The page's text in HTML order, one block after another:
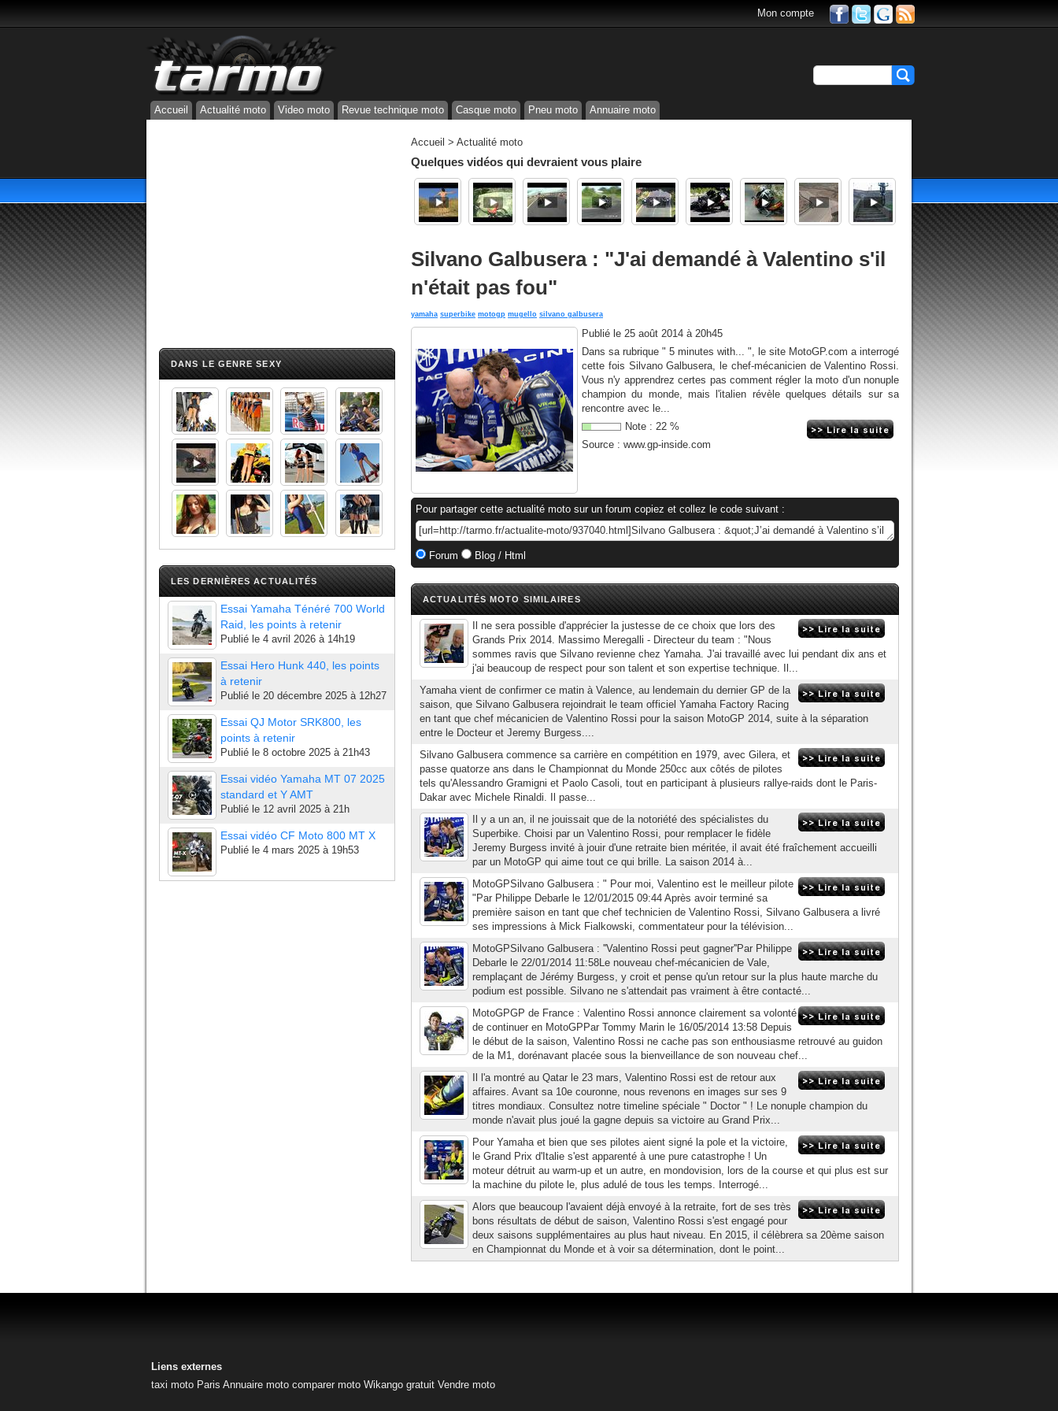
Mon compte
Accueil Actualité moto Video moto Revue technique moto Casque moto Pneu moto Annuaire moto
DANS LE GENRE SEXY
LES DERNIÈRES ACTUALITÉS
Essai Yamaha Ténéré 700 World
Raid, les points à retenir
Publié le 4 avril 2026 à 14h19
Essai Hero Hunk 440, les points
à retenir
Publié le 20 décembre 2025 à 12h27
Essai QJ Motor SRK800, les
points à retenir
Publié le 8 octobre 2025 à 21h43
Essai vidéo Yamaha MT 07 2025
standard et Y AMT
Publié le 12 avril 2025 à 21h
Essai vidéo CF Moto 800 MT X
Publié le 4 mars 2025 à 19h53
Accueil > Actualité moto
Quelques vidéos qui devraient vous plaire
Silvano Galbusera : "J'ai demandé à Valentino s'il
n'était pas fou"
yamaha superbike motogp mugello silvano galbusera
Publié le 25 août 2014 à 20h45
Dans sa rubrique " 5 minutes with... ", le site MotoGP.com a interrogé
cette fois Silvano Galbusera, le chef-mécanicien de Valentino Rossi.
Vous n'y apprendrez certes pas comment régler la moto d'un nonuple
champion du monde, mais l'italien révèle quelques détails sur sa
rencontre avec le...
Note : 22 %
Source : www.gp-inside.com
Pour partager cette actualité moto sur un forum copiez et collez le code suivant :
Forum Blog / Html
ACTUALITÉS MOTO SIMILAIRES
Il ne sera possible d'apprécier la justesse de ce choix que lors des
Grands Prix 2014. Massimo Meregalli - Directeur du team : "Nous
sommes ravis que Silvano revienne chez Yamaha. J'ai travaillé avec lui pendant dix ans et
j'ai beaucoup de respect pour son talent et son expertise technique. Il...
Yamaha vient de confirmer ce matin à Valence, au lendemain du dernier GP de la
saison, que Silvano Galbusera rejoindrait le team officiel Yamaha Factory Racing
en tant que chef mécanicien de Valentino Rossi pour la saison MotoGP 2014, suite à la séparation
entre le Docteur et Jeremy Burgess....
Silvano Galbusera commence sa carrière en compétition en 1979, avec Gilera, et
passe quatorze ans dans le Championnat du Monde 250cc aux côtés de pilotes
tels qu'Alessandro Gramigni et Paolo Casoli, tout en participant à plusieurs rallye-raids dont le Paris-
Dakar avec Michele Rinaldi. Il passe...
Il y a un an, il ne jouissait que de la notoriété des spécialistes du
Superbike. Choisi par un Valentino Rossi, pour remplacer le fidèle
Jeremy Burgess invité à jouir d'une retraite bien méritée, il avait été fraîchement accueilli
par un MotoGP qui aime tout ce qui brille. La saison 2014 à...
MotoGPSilvano Galbusera : " Pour moi, Valentino est le meilleur pilote
"Par Philippe Debarle le 12/01/2015 09:44 Après avoir terminé sa
première saison en tant que chef technicien de Valentino Rossi, Silvano Galbusera a livré
ses impressions à Mick Fialkowski, commentateur pour la télévision...
MotoGPSilvano Galbusera : ''Valentino Rossi peut gagner''Par Philippe
Debarle le 22/01/2014 11:58Le nouveau chef-mécanicien de Vale,
remplaçant de Jérémy Burgess, y croit et pense qu'un retour sur la plus haute marche du
podium est possible. Silvano ne s'attendait pas vraiment à être contacté...
MotoGPGP de France : Valentino Rossi annonce clairement sa volonté
de continuer en MotoGPPar Tommy Marin le 16/05/2014 13:58 Depuis
le début de la saison, Valentino Rossi ne cache pas son enthousiasme retrouvé au guidon
de la M1, dorénavant placée sous la bienveillance de son nouveau chef...
Il l'a montré au Qatar le 23 mars, Valentino Rossi est de retour aux
affaires. Avant sa 10e couronne, nous revenons en images sur ses 9
titres mondiaux. Consultez notre timeline spéciale " Doctor " ! Le nonuple champion du
monde n'avait plus joué la gagne depuis sa victoire au Grand Prix...
Pour Yamaha et bien que ses pilotes aient signé la pole et la victoire,
le Grand Prix d'Italie s'est apparenté à une pure catastrophe ! Un
moteur détruit au warm-up et un autre, en mondovision, lors de la course et qui plus est sur
la machine du pilote le, plus adulé de tous les temps. Interrogé...
Alors que beaucoup l'avaient déjà envoyé à la retraite, fort de ses très
bons résultats de début de saison, Valentino Rossi s'est engagé pour
deux saisons supplémentaires au plus haut niveau. En 2015, il célèbrera sa 20ème saison
en Championnat du Monde et à voir sa détermination, dont le point...
Liens externes
taxi moto Paris Annuaire moto comparer moto Wikango gratuit Vendre moto